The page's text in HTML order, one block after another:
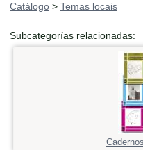
Catálogo > Temas locais
Subcategorías relacionadas: